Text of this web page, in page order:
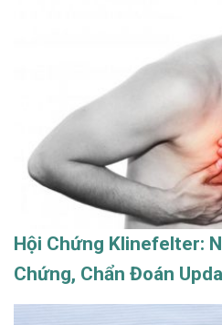
Hội Chứng Klinefelter:
Chứng, Chẩn Đoán